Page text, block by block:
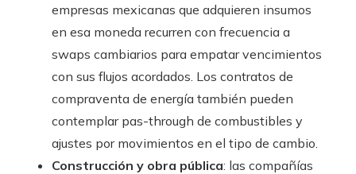
empresas mexicanas que adquieren insumos
en esa moneda recurren con frecuencia a
swaps cambiarios para empatar vencimientos
con sus flujos acordados. Los contratos de
compraventa de energía también pueden
contemplar pas-through de combustibles y
ajustes por movimientos en el tipo de cambio.
Construcción y obra pública: las compañías